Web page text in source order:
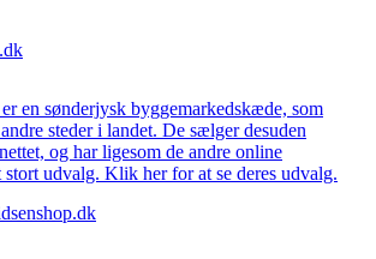
en sønderjysk byggemarkedskæde, som
steder i landet. De sælger desuden
og har ligesom de andre online
stort udvalg. Klik her for at se deres udvalg.